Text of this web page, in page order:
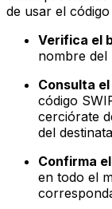
de usar el
Verifica el
nombre del
Consulta
código
cerciórate
del
Confirma
en todo el